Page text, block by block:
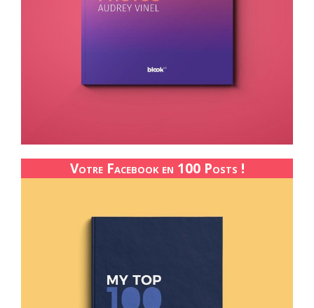
Votre Facebook en 100 Posts !